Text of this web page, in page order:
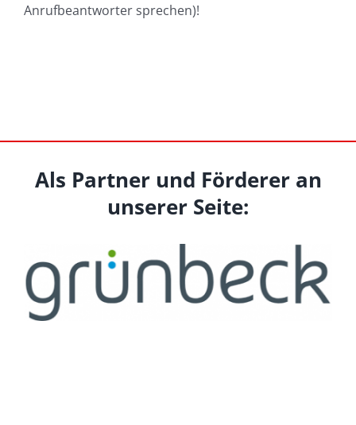
Anrufbeantworter sprechen)!
Als Partner und Förderer an
unserer Seite: